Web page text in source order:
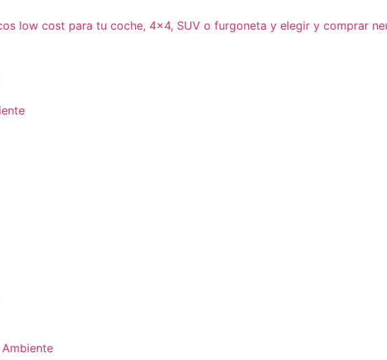
low cost para tu coche, 4×4, SUV o furgoneta y elegir y comprar